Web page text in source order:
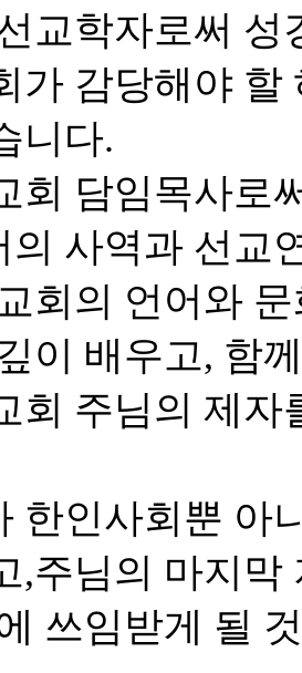
교학자로써
가 감당해야
니다.
회 담임목사로
의 사역과 선교
회의 언어와
이 배우고, 함
회 주님의 제
한인사회뿐 아
,주님의 마지
쓰임받게 될